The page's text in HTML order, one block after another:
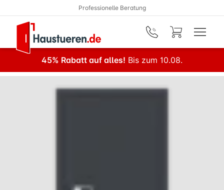
Zum Hauptinhalt springen
Professionelle Beratung
45% Rabatt auf alles! Bis zum 10.08.